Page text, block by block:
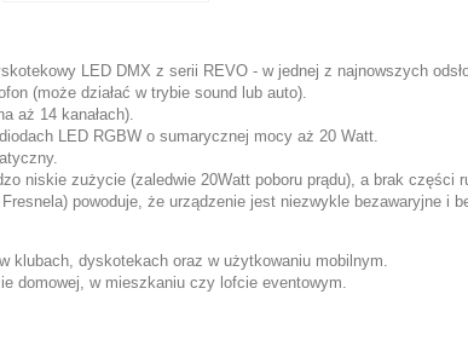
LED DMX z serii REVO - w jednej z najnowszych
(może działać w trybie sound lub auto).
aż 14 kanałach).
LED RGBW o sumarycznej mocy aż 20 Watt.
niskie zużycie (zaledwie 20Watt poboru prądu), a brak części
powoduje, że urządzenie jest niezwykle bezawaryjne i
klubach, dyskotekach oraz w użytkowaniu mobilnym.
domowej, w mieszkaniu czy lofcie eventowym.